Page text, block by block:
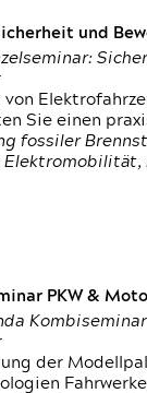
und
von
Sie einen
fossiler
Elektromobilität,
PKW &
der